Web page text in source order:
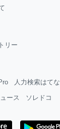
リー
人力検索はてな
ース ソレドコ